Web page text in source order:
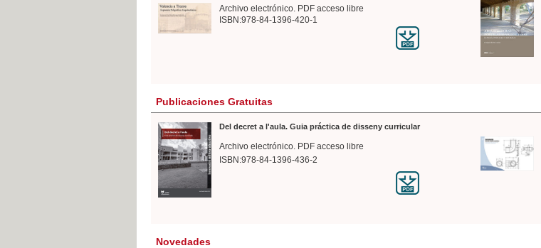
Archivo electrónico. PDF acceso libre
ISBN:978-84-1396-420-1
Publicaciones Gratuitas
Del decret a l'aula. Guia práctica de disseny curricular
Archivo electrónico. PDF acceso libre
ISBN:978-84-1396-436-2
Novedades